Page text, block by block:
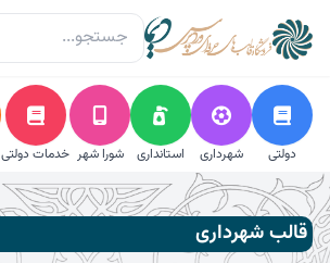
محتوا
دولتی شهرداری استانداری شورا شهر خدمات دولتی
فیلترها
قالب شهرداری